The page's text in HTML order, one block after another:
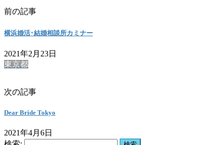
前の記事
横浜婚活･結婚相談所カミナー
2021年2月23日
東京都
次の記事
Dear Bride Tokyo
2021年4月6日